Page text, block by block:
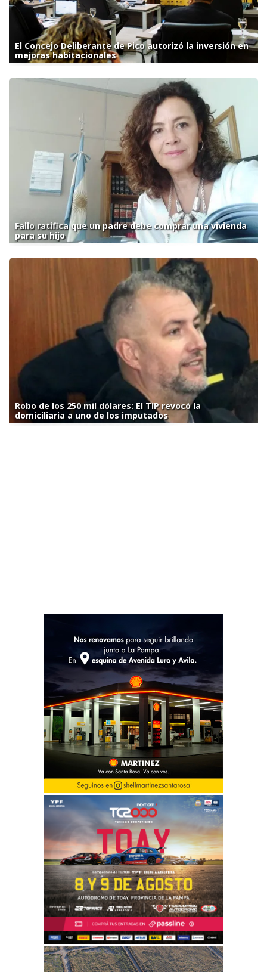
El Concejo Deliberante de Pico autorizó la inversión en
mejoras habitacionales
Fallo ratifica que un padre debe comprar una vivienda
para su hijo
Robo de los 250 mil dólares: El TIP revocó la
domiciliaria a uno de los imputados